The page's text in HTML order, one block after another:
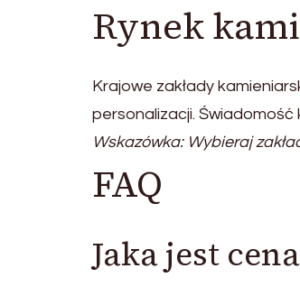
Rynek
Krajowe zakłady
personalizacji. Świadomość
Wskazówka: Wybieraj
FAQ
Jaka jest